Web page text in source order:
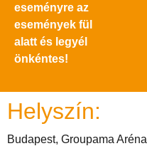
eseményre az
események fül
alatt és legyél
önkéntes!
Helyszín:
Budapest, Groupama Aréna